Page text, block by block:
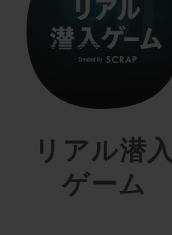
リアル潜入
ゲーム